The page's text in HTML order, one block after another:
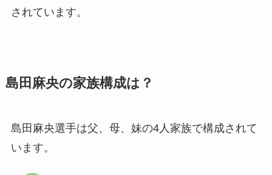
されています。
島田麻央の家族構成は？
島田麻央選手は父、母、妹の4人家族で構成されて
います。